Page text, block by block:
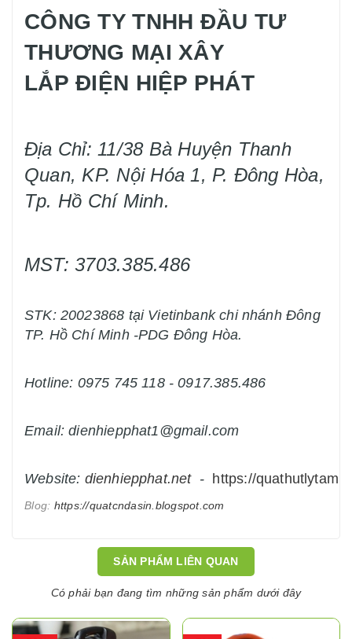
CÔNG TY TNHH ĐẦU TƯ
THƯƠNG MẠI XÂY
LẮP ĐIỆN HIỆP PHÁT
Địa Chỉ: 11/38 Bà Huyện Thanh
Quan, KP. Nội Hóa 1, P. Đông Hòa,
Tp. Hồ Chí Minh.
MST: 3703.385.486
STK: 20023868 tại Vietinbank chi nhánh Đông
TP. Hồ Chí Minh -PDG Đông Hòa.
Hotline: 0975 745 118 - 0917.385.486
Email: dienhiepphat1@gmail.com
Website: dienhiepphat.net - https://
Blog: https://quatcndasin.blogspot.com
SẢN PHẨM LIÊN QUAN
Có phải bạn đang tìm những sản phẩm dưới đây